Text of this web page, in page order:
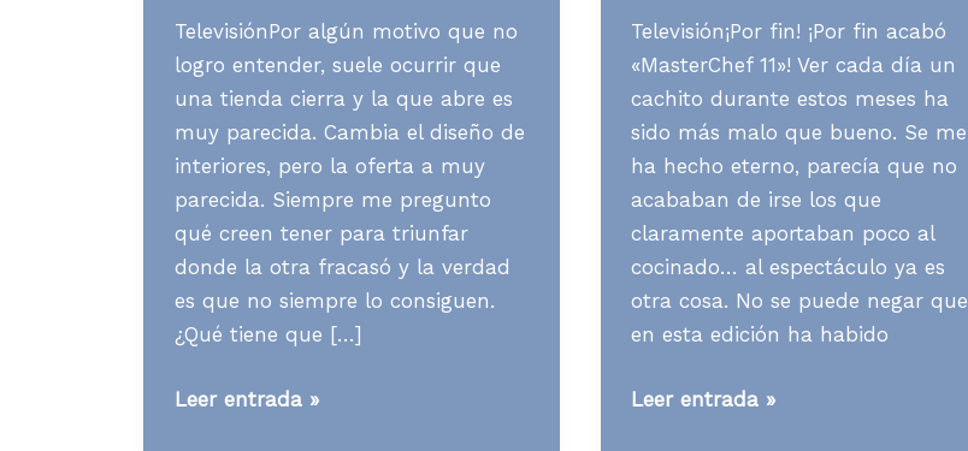
TelevisiónPor algún motivo que no
logro entender, suele ocurrir que
una tienda cierra y la que abre es
muy parecida. Cambia el diseño de
interiores, pero la oferta a muy
parecida. Siempre me pregunto
qué creen tener para triunfar
donde la otra fracasó y la verdad
es que no siempre lo consiguen.
¿Qué tiene que […]
Media
Leer entrada »
Televisión¡Por fin! ¡Por fin acabó
«MasterChef 11»! Ver cada día un
cachito durante estos meses ha
sido más malo que bueno. Se me
ha hecho eterno, parecía que no
acababan de irse los que
claramente aportaban poco al
cocinado… al espectáculo ya es
otra cosa. No se puede negar que
en esta edición ha habido
Media
Leer entrada »